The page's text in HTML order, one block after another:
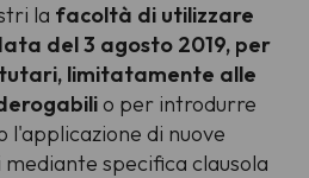
la facoltà di utilizzare
del 3 agosto 2019, per
limitatamente alle
o per introdurre
l'applicazione di nuove
specifica clausola